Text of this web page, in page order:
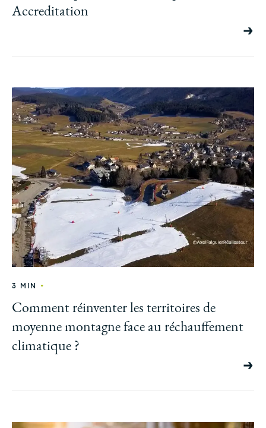
Accreditation
3 MIN •
Comment réinventer les territoires de
moyenne montagne face au réchauffement
climatique ?